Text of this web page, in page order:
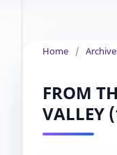
Home /
FROM
VALLEY